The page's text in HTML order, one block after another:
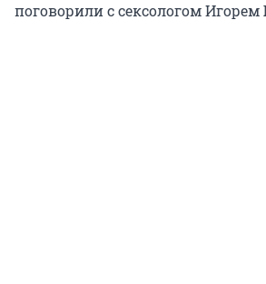
поговорили с сексологом